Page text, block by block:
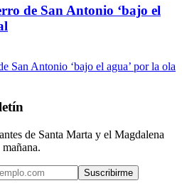
de San Antonio ‘bajo el
de Santa Marta y el Magdalena
Suscribirme